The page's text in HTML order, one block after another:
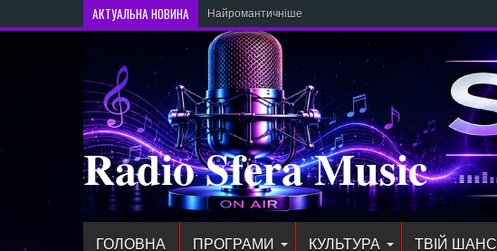
АКТУАЛЬНА НОВИНА Найромантичніше місце у 2026 роц
Radio Sfera Music
ГОЛОВНА ПРОГРАМИ КУЛЬТУРА ТВІЙ ШАНС